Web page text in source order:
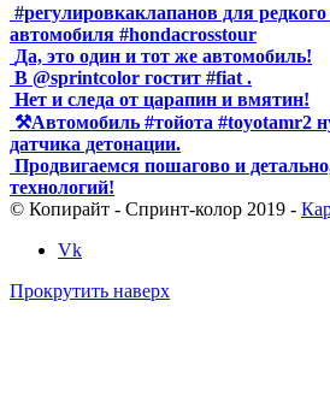
#регулировкаклапанов для
автомобиля #hondacrosstour
Да, это один и тот же автомобиль!
В @sprintcolor гостит #fiat .
Нет и следа от царапин и вмятин!
⚒Автомобиль #тойота #toyotamr2
датчика детонации.
Продвигаемся пошагово и
технологий!
© Копирайт - Спринт-колор 2019 -
Vk
Прокрутить наверх